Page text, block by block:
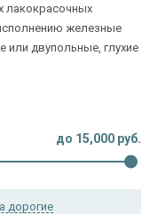
лакокрасочных
железные
или двупольные, глухие
до 15,000 руб.
дорогие